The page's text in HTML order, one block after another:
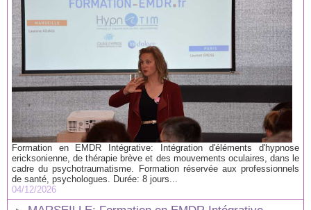
Formation en EMDR Intégrative: Intégration d'éléments d'hypnose
ericksonienne, de thérapie brève et des mouvements oculaires, dans le
cadre du psychotraumatisme. Formation réservée aux professionnels
de santé, psychologues. Durée: 8 jours...
04/12/2026